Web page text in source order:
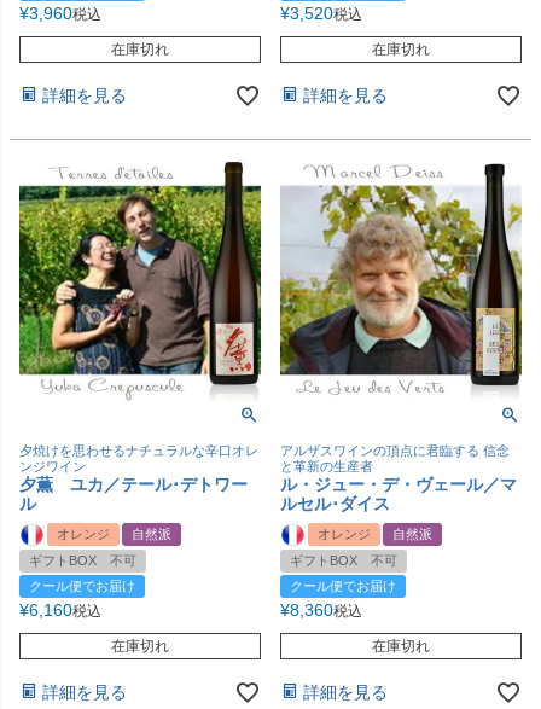
¥3,960税込
在庫切れ
詳細を見る
¥3,520税込
在庫切れ
詳細を見る
夕焼けを思わせるナチュラルな辛口オレ
ンジワイン
夕薫 ユカ／テール･デトワー
ル
オレンジ
自然派
ギフトBOX 不可
クール便でお届け
¥6,160税込
在庫切れ
詳細を見る
アルザスワインの頂点に君臨する 信念
と革新の生産者
ル・ジュー・デ・ヴェール／マ
ルセル･ダイス
オレンジ
自然派
ギフトBOX 不可
クール便でお届け
¥8,360税込
在庫切れ
詳細を見る